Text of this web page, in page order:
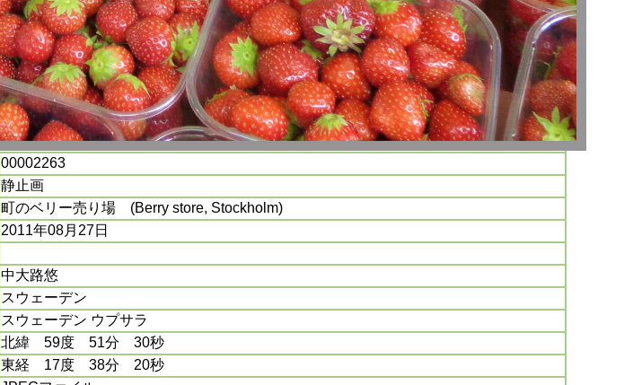
00002263
静止画
町のベリー売り場 (Berry store, Stockholm)
2011年08月27日
中大路悠
スウェーデン
スウェーデン ウプサラ
北緯 59度 51分 30秒
東経 17度 38分 20秒